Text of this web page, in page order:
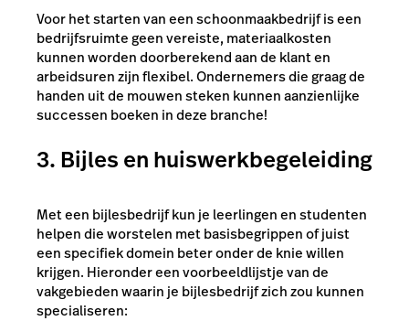
Voor het starten van een schoonmaakbedrijf is een
bedrijfsruimte geen vereiste, materiaalkosten
kunnen worden doorberekend aan de klant en
arbeidsuren zijn flexibel. Ondernemers die graag de
handen uit de mouwen steken kunnen aanzienlijke
successen boeken in deze branche!
3. Bijles en huiswerkbegeleiding
Met een bijlesbedrijf kun je leerlingen en studenten
helpen die worstelen met basisbegrippen of juist
een specifiek domein beter onder de knie willen
krijgen. Hieronder een voorbeeldlijstje van de
vakgebieden waarin je bijlesbedrijf zich zou kunnen
specialiseren: